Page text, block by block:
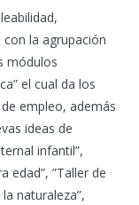
la agrupación
módulos
el cual da los
empleo, además
ideas de
infantil”,
edad”, ”Taller de
naturaleza”,